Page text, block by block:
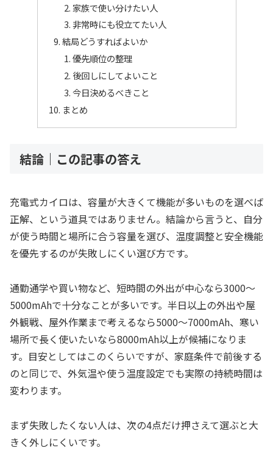
家族で使い分けたい人
非常時にも役立てたい人
結局どうすればよいか
優先順位の整理
後回しにしてよいこと
今日決めるべきこと
まとめ
結論｜この記事の答え
充電式カイロは、容量が大きくて機能が多いものを選べば
正解、という道具ではありません。結論から言うと、自分
が使う時間と場所に合う容量を選び、温度調整と安全機能
を優先するのが失敗しにくい選び方です。
通勤通学や買い物など、短時間の外出が中心なら3000〜
5000mAhで十分なことが多いです。半日以上の外出や屋
外観戦、屋外作業まで考えるなら5000〜7000mAh、寒い
場所で長く使いたいなら8000mAh以上が候補になりま
す。目安としてはこのくらいですが、家庭条件で前後する
のと同じで、外気温や使う温度設定でも実際の持続時間は
変わります。
まず失敗したくない人は、次の4点だけ押さえて選ぶと大
きく外しにくいです。